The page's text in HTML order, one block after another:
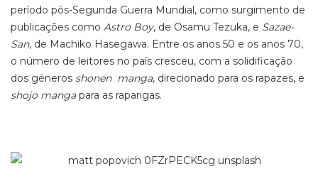
período pós-Segunda Guerra Mundial, como surgimento de
publicações como Astro Boy, de Osamu Tezuka, e Sazae-
San, de Machiko Hasegawa. Entre os anos 50 e os anos 70,
o número de leitores no país cresceu, com a solidificação
dos géneros shonen manga, direcionado para os rapazes, e
shojo mangapara as raparigas.